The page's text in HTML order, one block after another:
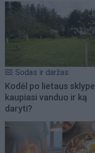
Sodas ir daržas
Kodėl po lietaus sklype
kaupiasi vanduo ir ką
daryti?